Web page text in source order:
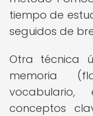
tiempo de
seguidos de
Otra técnica
memoria
vocabulario,
conceptos